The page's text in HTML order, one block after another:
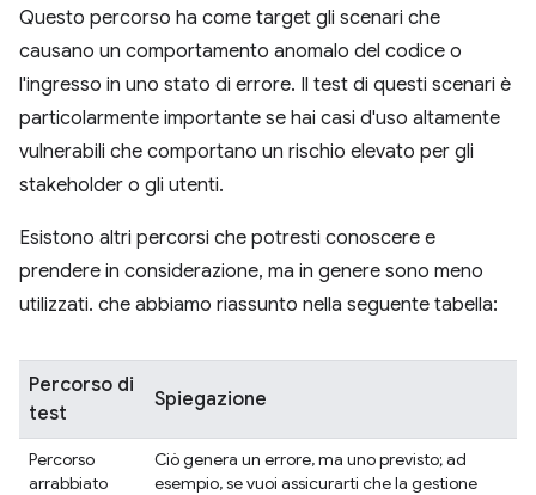
Questo percorso ha come target gli scenari che
causano un comportamento anomalo del codice o
l'ingresso in uno stato di errore. Il test di questi scenari è
particolarmente importante se hai casi d'uso altamente
vulnerabili che comportano un rischio elevato per gli
stakeholder o gli utenti.
Esistono altri percorsi che potresti conoscere e
prendere in considerazione, ma in genere sono meno
utilizzati. che abbiamo riassunto nella seguente tabella:
Percorso di
test
Spiegazione
Percorso
arrabbiato
Ciò genera un errore, ma uno previsto; ad
esempio, se vuoi assicurarti che la gestione